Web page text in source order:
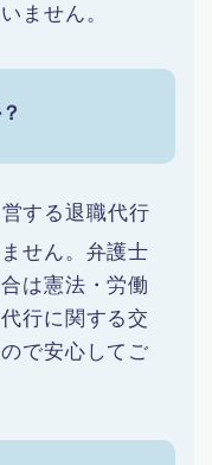
ません。
する退職代行
せん。弁護士
は憲法・労働
行に関する交
で安心してご